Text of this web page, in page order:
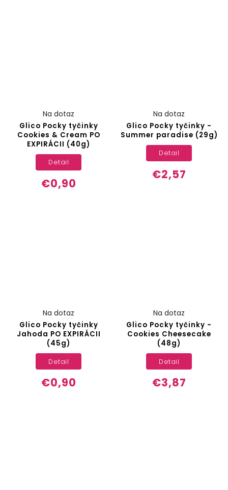
Glico Pocky tyčinky
Cookies & Cream PO
EXPIRÁCII (40g)
Na dotaz
€0,90
Detail
Glico Pocky tyčinky -
Summer paradise (29g)
Na dotaz
€2,57
Detail
Glico Pocky tyčinky
Jahoda PO EXPIRÁCII
(45g)
Na dotaz
€0,90
Detail
Glico Pocky tyčinky -
Cookies Cheesecake
(48g)
Na dotaz
€3,87
Detail